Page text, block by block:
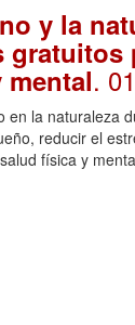
y la
gratuitos
.
en la naturaleza
reducir el
física y